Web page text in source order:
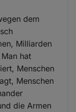
dem
Milliarden
hat
Menschen
Menschen
die Armen